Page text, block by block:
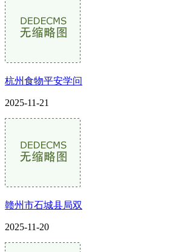
杭州食物平安学问
2025-11-21
赣州市石城县局双
2025-11-20